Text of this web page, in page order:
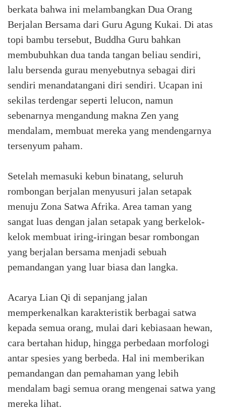
berkata bahwa ini melambangkan Dua Orang
Berjalan Bersama dari Guru Agung Kukai. Di atas
topi bambu tersebut, Buddha Guru bahkan
membubuhkan dua tanda tangan beliau sendiri,
lalu bersenda gurau menyebutnya sebagai diri
sendiri menandatangani diri sendiri. Ucapan ini
sekilas terdengar seperti lelucon, namun
sebenarnya mengandung makna Zen yang
mendalam, membuat mereka yang mendengarnya
tersenyum paham.
Setelah memasuki kebun binatang, seluruh
rombongan berjalan menyusuri jalan setapak
menuju Zona Satwa Afrika. Area taman yang
sangat luas dengan jalan setapak yang berkelok-
kelok membuat iring-iringan besar rombongan
yang berjalan bersama menjadi sebuah
pemandangan yang luar biasa dan langka.
Acarya Lian Qi di sepanjang jalan
memperkenalkan karakteristik berbagai satwa
kepada semua orang, mulai dari kebiasaan hewan,
cara bertahan hidup, hingga perbedaan morfologi
antar spesies yang berbeda. Hal ini memberikan
pemandangan dan pemahaman yang lebih
mendalam bagi semua orang mengenai satwa yang
mereka lihat.